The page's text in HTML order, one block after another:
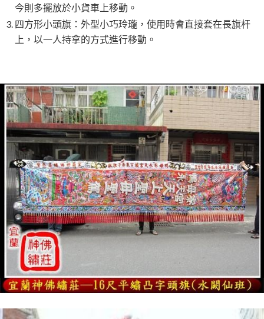
今則多擺放於小貨車上移動。
四方形小頭旗：外型小巧玲瓏，使用時會直接套在長旗杆
上，以一人持拿的方式進行移動。